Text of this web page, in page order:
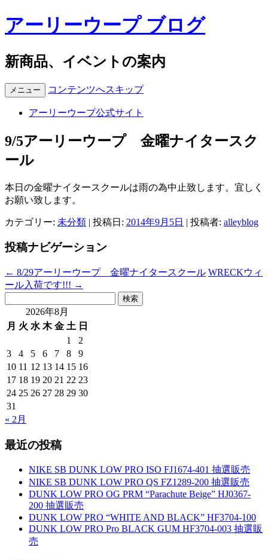
アーリーウープ ブログ
新商品、イベントの案内
メニュー コンテンツへスキップ
アーリーウープ公式サイト
9/5アーリーウープ 金曜ナイタースク
ール
本日の金曜ナイタースクールは雨の為中止致します。宜しく
お願い致します。
カテゴリー: 未分類 | 投稿日: 2014年9月5日 | 投稿者: alleyblog
投稿ナビゲーション
← 8/29アーリーウープ 金曜ナイタースクール WRECKウィ
ール入荷です!!! →
2026年8月
月 火 水 木 金 土 日
1
2
3
4 5 6 7 8
9
10 11 12 13 14 15 16
17 18 19 20 21 22 23
24 25 26 27 28 29 30
31
« 2月
最近の投稿
NIKE SB DUNK LOW PRO ISO FJ1674-401 抽選販売
NIKE SB DUNK LOW PRO QS FZ1289-200 抽選販売
DUNK LOW PRO OG PRM “Parachute Beige” HJ0367-
200 抽選販売
DUNK LOW PRO “WHITE AND BLACK” HF3704-100
DUNK LOW PRO Pro BLACK GUM HF3704-003 抽選販
売